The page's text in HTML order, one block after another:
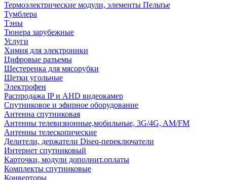
Термоэлектрические модули, элементы Пельтье
Тумблера
Тэны
Тюнера зарубежные
Услуги
Химия для электроники
Цифровые разъемы
Шестеренка для мясорубки
Щетки угольные
Электрофен
Распродажа IP и AHD видеокамер
Спутниковое и эфирное оборудование
Антенна спутниковая
Антенны телевизионные,мобильные, 3G/4G, AM/FM
Антенны телескопические
Делители, держатели Diseq-переключатели
Интернет спутниковый
Карточки, модули дополнит.оплаты
Комплекты спутниковые
Конверторы